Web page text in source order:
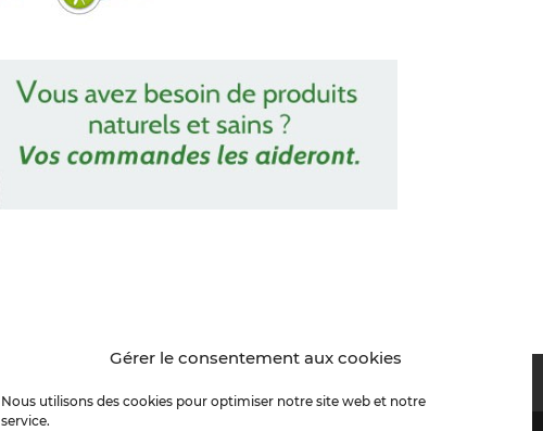
Gérer le consentement aux cookies
Nous utilisons des cookies pour optimiser notre site web et notre
service.